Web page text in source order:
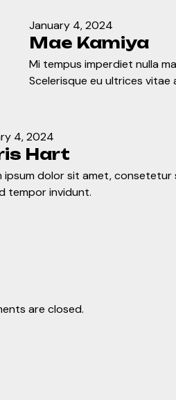
January 4, 2024
Mae Kamiya
Mi tempus imperdiet nulla
Scelerisque eu ultrices vitae
4, 2024
Hart
ipsum dolor sit amet, consetetur
tempor invidunt.
are closed.